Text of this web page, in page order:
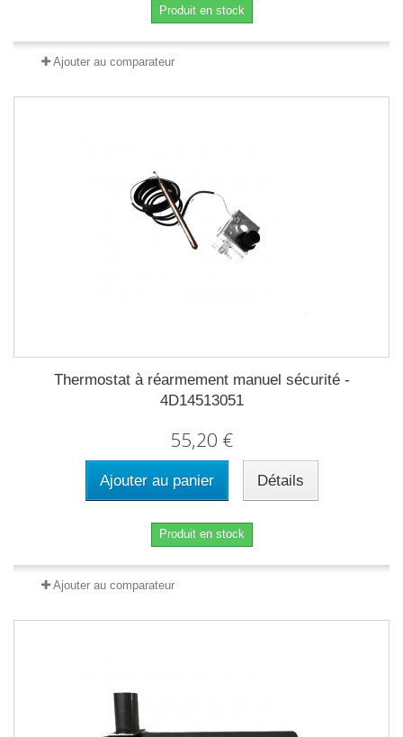
Produit en stock
Ajouter au comparateur
Thermostat à réarmement manuel sécurité -
4D14513051
55,20 €
Ajouter au panier Détails
Produit en stock
Ajouter au comparateur